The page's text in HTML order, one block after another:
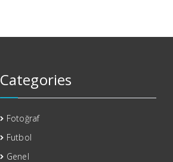
Categories
Fotoğraf
Futbol
Genel